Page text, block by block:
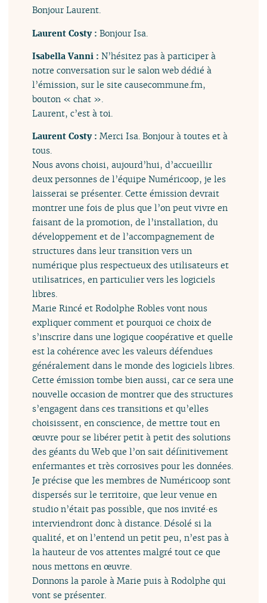
Bonjour Laurent.
Laurent Costy :Bonjour Isa.
Isabella Vanni :N’hésitez pas à participer à
notre conversation sur le salon web dédié à
l’émission, sur le site causecommune.fm,
bouton « chat ».
Laurent, c’est à toi.
Laurent Costy :Merci Isa. Bonjour à toutes et à
tous.
Nous avons choisi, aujourd’hui, d’accueillir
deux personnes de l’équipe Numéricoop, je les
laisserai se présenter. Cette émission devrait
montrer une fois de plus que l’on peut vivre en
faisant de la promotion, de l’installation, du
développement et de l’accompagnement de
structures dans leur transition vers un
numérique plus respectueux des utilisateurs et
utilisatrices, en particulier vers les logiciels
libres.
Marie Rincé et Rodolphe Robles vont nous
expliquer comment et pourquoi ce choix de
s’inscrire dans une logique coopérative et quelle
est la cohérence avec les valeurs défendues
généralement dans le monde des logiciels libres.
Cette émission tombe bien aussi, car ce sera une
nouvelle occasion de montrer que des structures
s’engagent dans ces transitions et qu’elles
choisissent, en conscience, de mettre tout en
œuvre pour se libérer petit à petit des solutions
des géants du Web que l’on sait définitivement
enfermantes et très corrosives pour les données.
Je précise que les membres de Numéricoop sont
dispersés sur le territoire, que leur venue en
studio n’était pas possible, que nos invité·es
interviendront donc à distance. Désolé si la
qualité, et on l’entend un petit peu, n’est pas à
la hauteur de vos attentes malgré tout ce que
nous mettons en œuvre.
Donnons la parole à Marie puis à Rodolphe qui
vont se présenter.